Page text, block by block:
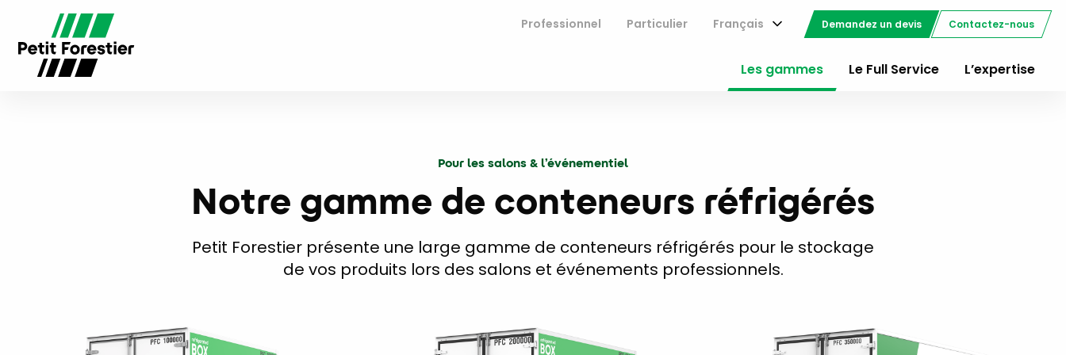
Professionnel Particulier Français Demandez un devis Contactez-nous
Les gammes Le Full Service L’expertise
Pour les salons & l’événementiel
Notre gamme de conteneurs réfrigérés
Petit Forestier présente une large gamme de conteneurs réfrigérés pour le stockage
de vos produits lors des salons et événements professionnels.